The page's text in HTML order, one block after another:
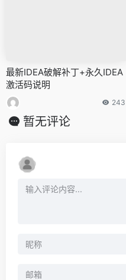
最新IDEA破解补丁+永久IDEA
激活码说明
243
暂无评论